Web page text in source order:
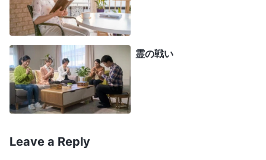
食らわせます。指導者や働き手が心を開いて自分を
さらけ出し、自己認識について話すと、彼らはひと
きわ喜びます。機会到来と考えるからです。何の機
会ですか。指導者や働き手を中傷し、この人は素質
に問題がある、弱くなることがある、堕落してい
る、何かをするときによく間違いを犯す、他の人よ
です。圧迫し、指導者や働き手を打倒し、密かに弱
霊の戦い
Leave a Reply